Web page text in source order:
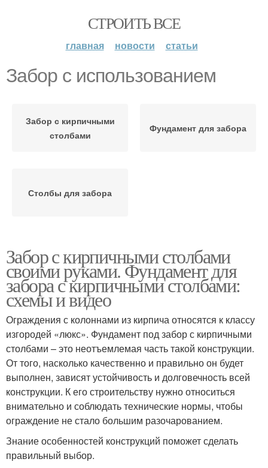
СТРОИТЬ ВСЕ
главная новости статьи
Забор с использованием
Забор с кирпичными
столбами
Фундамент для забора
Столбы для забора
Забор с кирпичными столбами
своими руками. Фундамент для
забора с кирпичными столбами:
схемы и видео
Ограждения с колоннами из кирпича относятся к классу
изгородей «люкс». Фундамент под забор с кирпичными
столбами – это неотъемлемая часть такой конструкции.
От того, насколько качественно и правильно он будет
выполнен, зависят устойчивость и долговечность всей
конструкции. К его строительству нужно относиться
внимательно и соблюдать технические нормы, чтобы
ограждение не стало большим разочарованием.
Знание особенностей конструкций поможет сделать
правильный выбор.